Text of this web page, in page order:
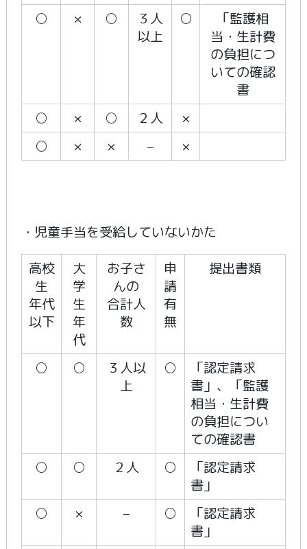
○
× ○
３人
以上
○
「監護相
当・生計費
の負担につ
いての確認
書
○
× ○ ２人
×
○
× × – ×
・児童手当を受給していないかた
高校
生
年代
以下
大
学
生
年
代
お子さ
んの
合計人
数
申
請
有
無
提出書類
○ ○
３人以
上
○
「認定請求
書」、「監護
相当・生計費
の負担につい
ての確認書
○
○ ２人 ○
「認定請求
書」
○
× – ○
「認定請求
書」